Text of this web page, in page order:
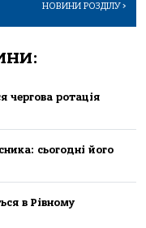
НОВИНИ РОЗДІЛУ>
чергова ротація
сьогодні його
в Рівному